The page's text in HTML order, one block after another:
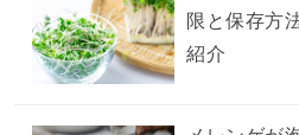
限と保存方
紹介